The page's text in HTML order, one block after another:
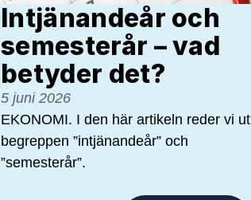
Intjänandeår och
semesterår – vad
betyder det?
5 juni 2026
EKONOMI. I den här artikeln reder vi ut
begreppen ”intjänandeår” och
”semesterår”.